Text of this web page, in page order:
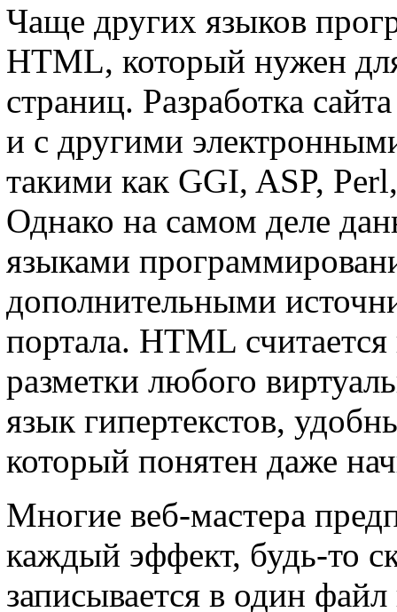
Чаще других языков
HTML, который нужен
страниц. Разработка
и с другими
такими как GGI, ASP,
Однако на самом деле
языками
дополнительными
портала. HTML
разметки любого
язык гипертекстов,
который понятен даже
Многие веб-мастера
каждый эффект, будь-то
записывается в один